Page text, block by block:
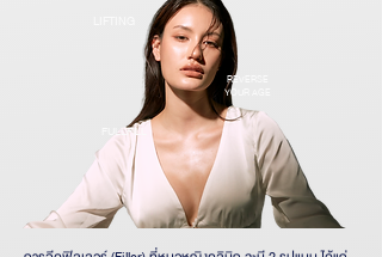
FULLFILL
REVERSE
YOUR AGE